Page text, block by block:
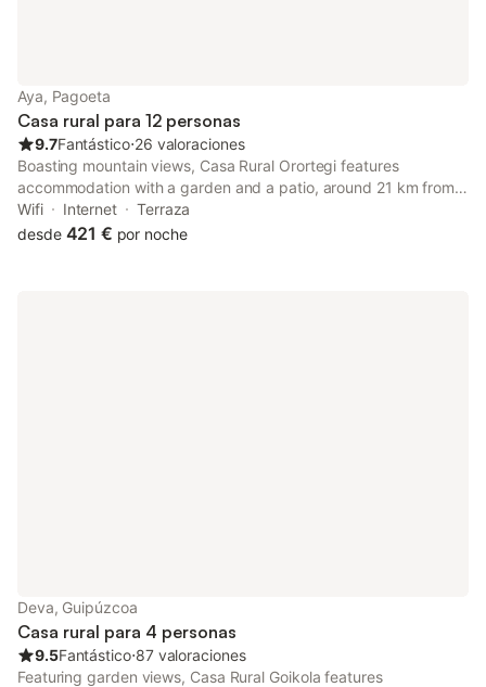
Aya, Pagoeta
Casa rural para 12 personas
9.7Fantástico⋅26 valoraciones
Boasting mountain views, Casa Rural Orortegi features
accommodation with a garden and a patio, around 21 km from
La Concha Promenade. Featuring a 24-hour front desk, this
property also provides guests with a children's playground.
Wifi Internet
Terraza
desde 421 € por noche
Deva, Guipúzcoa
Casa rural para 4 personas
9.5Fantástico⋅87 valoraciones
Featuring garden views, Casa Rural Goikola features